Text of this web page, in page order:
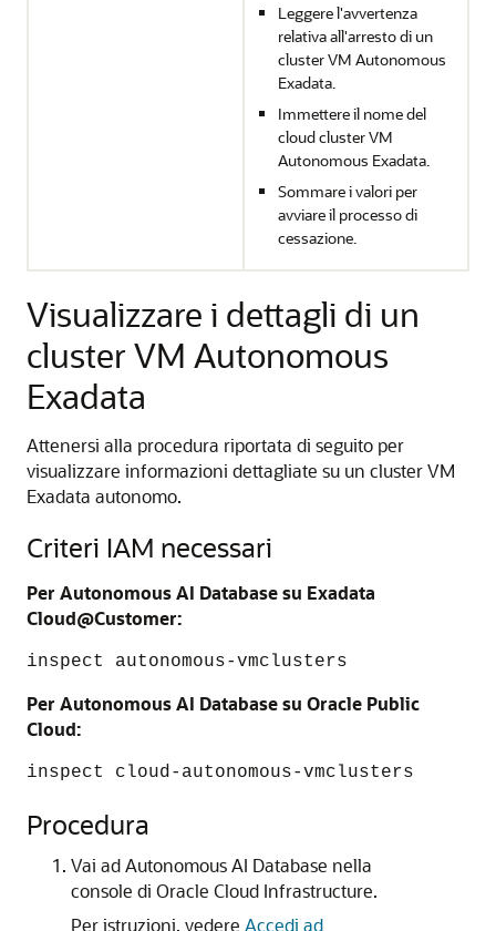
Leggere l'avvertenza
relativa all'arresto di un
cluster VM Autonomous
Exadata.
Immettere il nome del
cloud cluster VM
Autonomous Exadata.
Sommare i valori per
avviare il processo di
cessazione.
Visualizzare i dettagli di un
cluster VM Autonomous
Exadata
Attenersi alla procedura riportata di seguito per
visualizzare informazioni dettagliate su un cluster VM
Exadata autonomo.
Criteri IAM necessari
Per Autonomous AI Database su Exadata
Cloud@Customer:
inspect autonomous-vmclusters
Per Autonomous AI Database su Oracle Public
Cloud:
inspect cloud-autonomous-vmclusters
Procedura
Vai ad Autonomous AI Database nella
console di Oracle Cloud Infrastructure.
Per istruzioni, vedere Accedi ad